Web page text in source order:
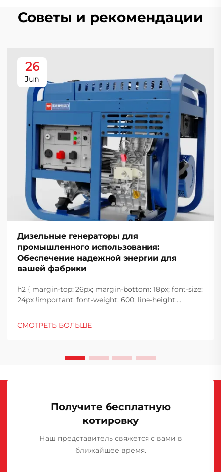
Советы и рекомендации
26
Jun
Дизельные генераторы для
промышленного использования:
Обеспечение надежной энергии для
вашей фабрики
h2 { margin-top: 26px; margin-bottom: 18px; font-size:
24px !important; font-weight: 600; line-height:
height: ...}
СМОТРЕТЬ БОЛЬШЕ
Получите бесплатную
котировку
Наш представитель свяжется с вами в
ближайшее время.